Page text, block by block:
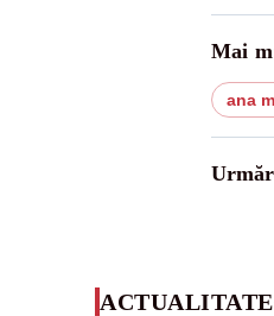
Mai
ana
ACTUALITATE